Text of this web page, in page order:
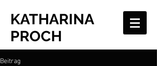
KATHARINA
PROCH
Beitrag